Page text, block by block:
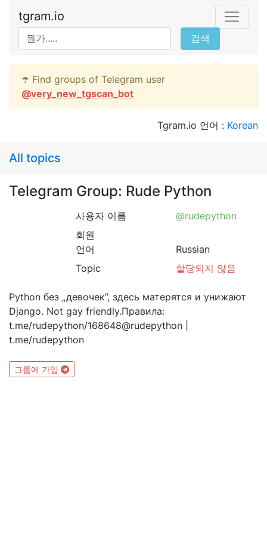
tgram.io
검색
☂️ Find groups of Telegram user
@very_new_tgscan_bot
Tgram.io 언어 : Korean
All topics
Telegram Group: Rude Python
사용자 이름
@rudepython
회원
언어
Russian
Topic
할당되지 않음
Python без „девочек”, здесь матерятся и унижают
Django. Not gay friendly.Правила:
t.me/rudepython/168648@rudepython |
t.me/rudepython
그룹에 가입